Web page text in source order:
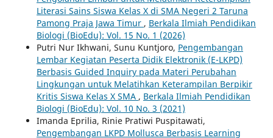
Literasi Sains Siswa Kelas X di SMA Negeri 2 Taruna
Pamong Praja Jawa Timur , Berkala Ilmiah Pendidikan
Biologi (BioEdu): Vol. 15 No. 1 (2026)
Putri Nur Ikhwani, Sunu Kuntjoro, Pengembangan
Lembar Kegiatan Peserta Didik Elektronik (E-LKPD)
Berbasis Guided Inquiry pada Materi Perubahan
Lingkungan untuk Melatihkan Keterampilan Berpikir
Kritis Siswa Kelas X SMA , Berkala Ilmiah Pendidikan
Biologi (BioEdu): Vol. 10 No. 3 (2021)
Imanda Eprilia, Rinie Pratiwi Puspitawati,
Pengembangan LKPD Mollusca Berbasis Learning